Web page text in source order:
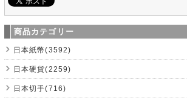
商品カテゴリー
日本紙幣(3592)
日本硬貨(2259)
日本切手(716)